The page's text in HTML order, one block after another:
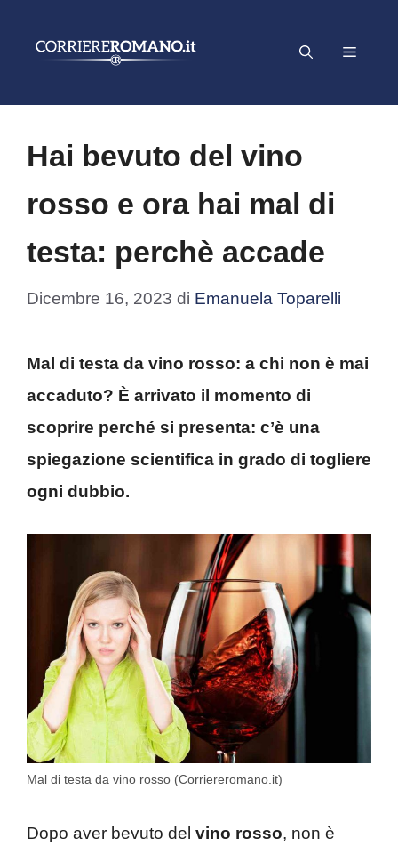
Menu
Hai bevuto del vino
rosso e ora hai mal di
testa: perchè accade
Dicembre 16, 2023 di Emanuela Toparelli
Mal di testa da vino rosso: a chi non è mai
accaduto? È arrivato il momento di
scoprire perché si presenta: c’è una
spiegazione scientifica in grado di togliere
ogni dubbio.
Mal di testa da vino rosso (Corriereromano.it)
Dopo aver bevuto del vino rosso, non è